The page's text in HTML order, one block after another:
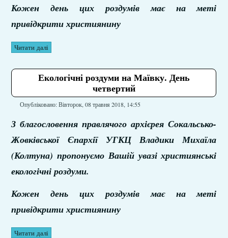
Кожен день цих роздумів має на меті
привідкрити християнину
Читати далі
Екологічні роздуми на Маївку. День
четвертий
Опубліковано: Вівторок, 08 травня 2018, 14:55
З благословення правлячого архієрея Сокальсько-
Жовківської Єпархії УГКЦ Владики Михаїла
(Колтуна) пропонуємо Вашій увазі християнські
екологічні роздуми.
Кожен день цих роздумів має на меті
привідкрити християнину
Читати далі